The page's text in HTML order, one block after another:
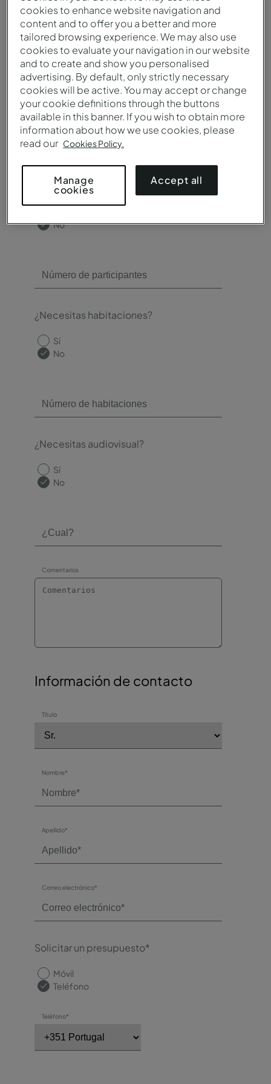
¿Necesita salas de reuniones?
Sí
No
¿Necesitas catering?
No
¿Necesitas habitaciones?
Sí
No
¿Necesitas audiovisual?
Sí
No
Comentarios
Información de contacto
Título
Nombre*
Apellido*
Correo electrónico*
Solicitar un presupuesto*
Móvil
Teléfono
Teléfono*
cookies to enhance website navigation and
content and to offer you a better and more
tailored browsing experience. We may also use
cookies to evaluate your navigation in our website
and to create and show you personalised
advertising. By default, only strictly necessary
cookies will be active. You may accept or change
your cookie definitions through the buttons
available in this banner. If you wish to obtain more
information about how we use cookies, please
read our Cookies Policy.
Manage
cookies
Accept all